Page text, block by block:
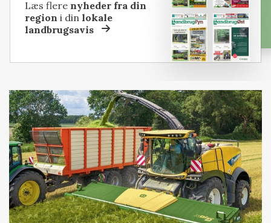
Læs flere nyheder fra din
region i dinlokale
landbrugsavis